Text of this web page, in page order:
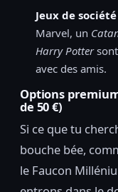
Jeux de
Marvel, un
Harry Pottersont
avec des amis.
Options
de 50 €)
Si ce que tu
bouche bée,
le Faucon